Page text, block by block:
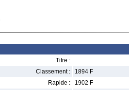
Titre :
Classement :
1894 F
Rapide :
1902 F